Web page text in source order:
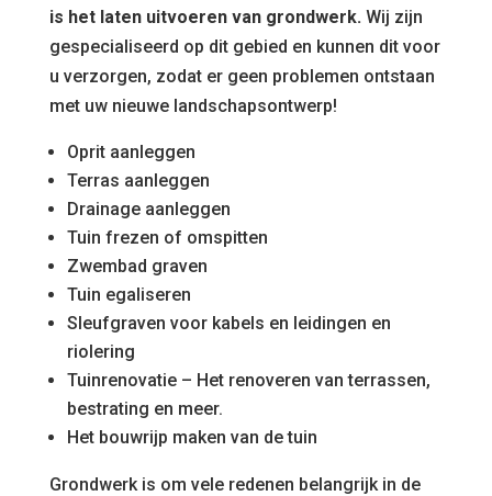
is het laten uitvoeren van grondwerk.Wij zijn
gespecialiseerd op dit gebied en kunnen dit voor
u verzorgen, zodat er geen problemen ontstaan
met uw nieuwe landschapsontwerp!
Oprit aanleggen
Terras aanleggen
Drainage aanleggen
Tuin frezen of omspitten
Zwembad graven
Tuin egaliseren
Sleufgraven voor kabels en leidingen en
riolering
Tuinrenovatie – Het renoveren van terrassen,
bestrating en meer.
Het bouwrijp maken van de tuin
Grondwerk is om vele redenen belangrijk in de